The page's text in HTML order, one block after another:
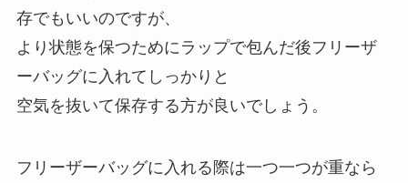
存でもいいのですが、
より状態を保つためにラップで包んだ後フリーザ
ーバッグに入れてしっかりと
空気を抜いて保存する方が良いでしょう。
フリーザーバッグに入れる際は一つ一つが重なら